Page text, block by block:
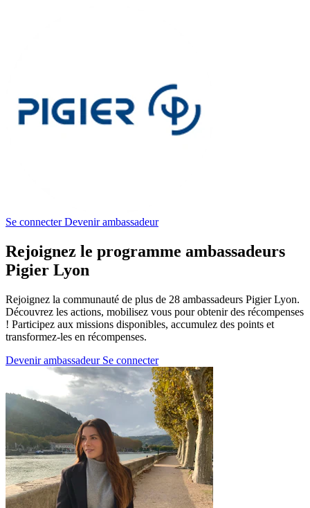
Se connecterDevenir ambassadeur
Rejoignez le programme ambassadeurs
Pigier Lyon
Rejoignez la communauté de plus de 28 ambassadeurs Pigier Lyon.
Découvrez les actions, mobilisez vous pour obtenir des récompenses
! Participez aux missions disponibles, accumulez des points et
transformez-les en récompenses.
Devenir ambassadeur Se connecter